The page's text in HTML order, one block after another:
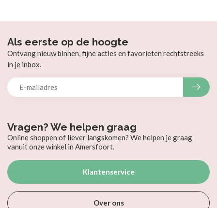
Vragen? We helpen graag
Online shoppen of liever langskomen? We helpen je graag
vanuit onze winkel in Amersfoort.
Klantenservice
Over ons
Als eerste op de hoogte
Ontvang nieuw binnen, fijne acties en favorieten rechtstreeks
in je inbox.